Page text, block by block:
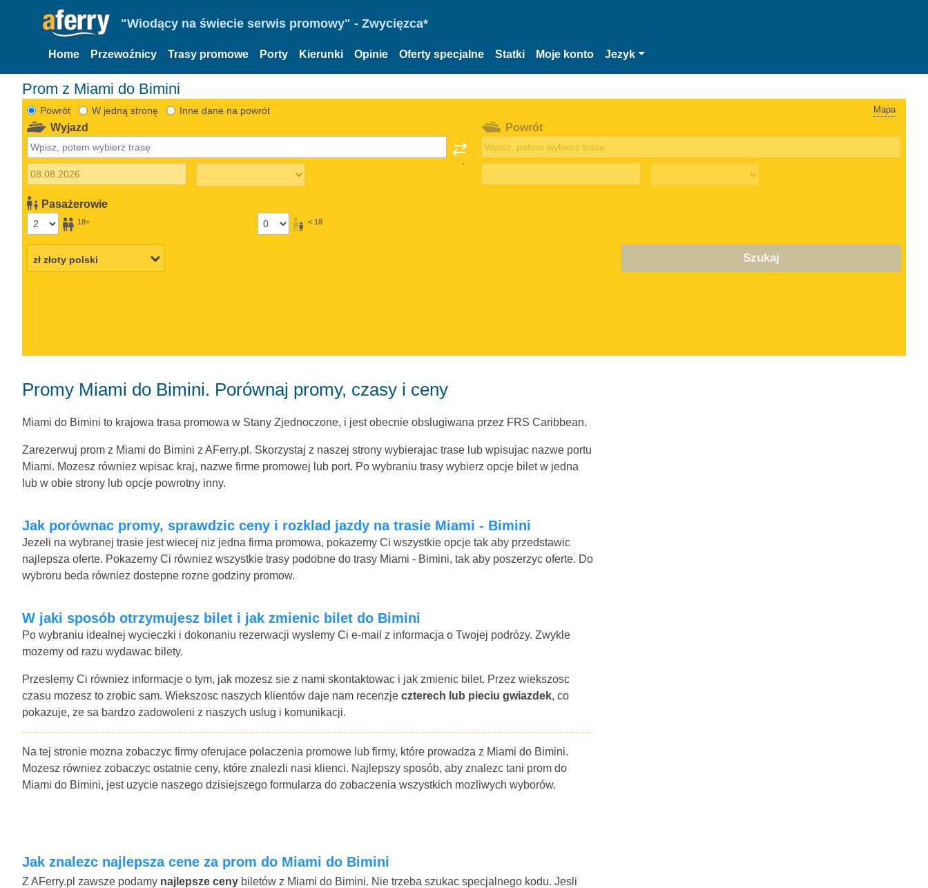
"Wiodący na świecie serwis promowy" - Zwycięzca*
Home Przewoźnicy Trasy promowe Porty Kierunki Opinie Oferty specjalne Statki Moje konto Jezyk
Prom z Miami do Bimini
Powrót W jedną stronę Inne dane na powrót Mapa
Wyjazd
Pasażerowie
18+ < 18
Powrót
Szukaj
Promy Miami do Bimini. Porównaj promy, czasy i ceny
Miami do Bimini to krajowa trasa promowa w Stany Zjednoczone, i jest obecnie obslugiwana przez FRS Caribbean.
Zarezerwuj prom z Miami do Bimini z AFerry.pl. Skorzystaj z naszej strony wybierajac trase lub wpisujac nazwe portu
Miami. Mozesz równiez wpisac kraj, nazwe firme promowej lub port. Po wybraniu trasy wybierz opcje bilet w jedna
lub w obie strony lub opcje powrotny inny.
Jak porównac promy, sprawdzic ceny i rozklad jazdy na trasie Miami - Bimini
Jezeli na wybranej trasie jest wiecej niz jedna firma promowa, pokazemy Ci wszystkie opcje tak aby przedstawic
najlepsza oferte. Pokazemy Ci równiez wszystkie trasy podobne do trasy Miami - Bimini, tak aby poszerzyc oferte. Do
wybroru beda równiez dostepne rozne godziny promow.
W jaki sposób otrzymujesz bilet i jak zmienic bilet do Bimini
Po wybraniu idealnej wycieczki i dokonaniu rezerwacji wyslemy Ci e-mail z informacja o Twojej podrózy. Zwykle
mozemy od razu wydawac bilety.
Przeslemy Ci równiez informacje o tym, jak mozesz sie z nami skontaktowac i jak zmienic bilet. Przez wiekszosc
czasu mozesz to zrobic sam. Wiekszosc naszych klientów daje nam recenzje czterech lub pieciu gwiazdek, co
pokazuje, ze sa bardzo zadowoleni z naszych uslug i komunikacji.
Na tej stronie mozna zobaczyc firmy oferujace polaczenia promowe lub firmy, które prowadza z Miami do Bimini.
Mozesz równiez zobaczyc ostatnie ceny, które znalezli nasi klienci. Najlepszy sposób, aby znalezc tani prom do
Miami do Bimini, jest uzycie naszego dzisiejszego formularza do zobaczenia wszystkich mozliwych wyborów.
Jak znalezc najlepsza cene za prom do Miami do Bimini
Z AFerry.pl zawsze podamy najlepsze ceny biletów z Miami do Bimini. Nie trzeba szukac specjalnego kodu. Jesli